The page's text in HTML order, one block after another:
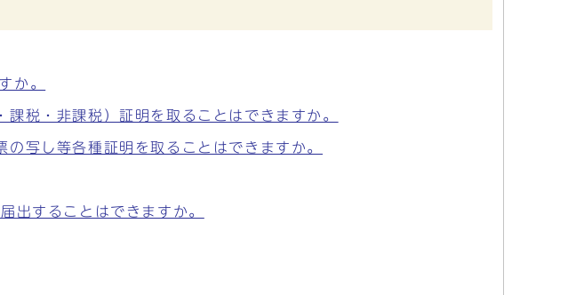
か。
税・非課税）証明を取ることはできますか。
写し等各種証明を取ることはできますか。
出することはできますか。